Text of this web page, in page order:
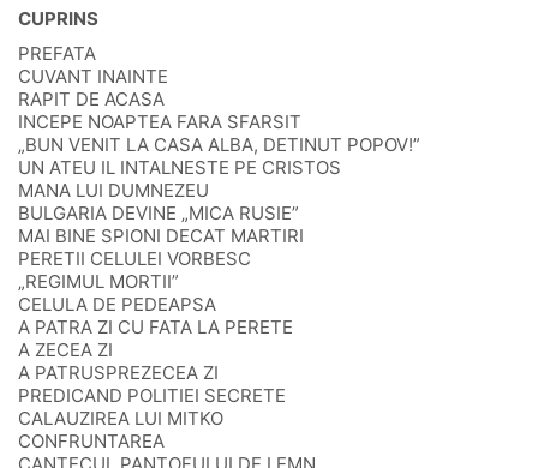
CUPRINS
PREFATA
CUVANT INAINTE
RAPIT DE ACASA
INCEPE NOAPTEA FARA SFARSIT
„BUN VENIT LA CASA ALBA, DETINUT POPOV!”
UN ATEU IL INTALNESTE PE CRISTOS
MANA LUI DUMNEZEU
BULGARIA DEVINE „MICA RUSIE”
MAI BINE SPIONI DECAT MARTIRI
PERETII CELULEI VORBESC
„REGIMUL MORTII”
CELULA DE PEDEAPSA
A PATRA ZI CU FATA LA PERETE
A ZECEA ZI
A PATRUSPREZECEA ZI
PREDICAND POLITIEI SECRETE
CALAUZIREA LUI MITKO
CONFRUNTAREA
CANTECUL PANTOFULUI DE LEMN